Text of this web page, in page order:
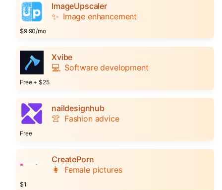
ImageUpscaler
✨ Image enhancement
$9.90/mo
Xvibe
💻 Software development
Free + $25
naildesignhub
👚 Fashion advice
Free
CreatePorn
👩 Female pictures
$1